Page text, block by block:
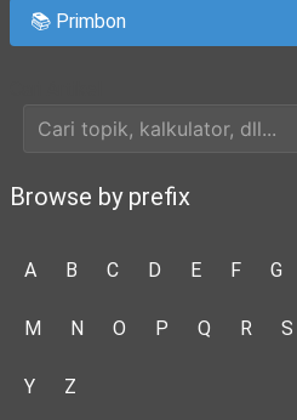
📚 Primbon
Browse by prefix
A B C D E F G
M N O P Q R S
Y Z